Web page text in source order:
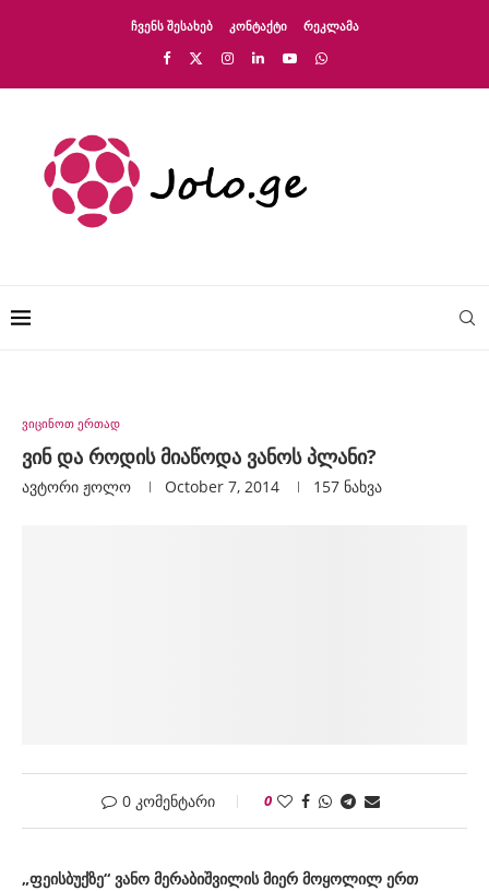
ᲩᲕᲔᲜᲡ ᲨᲔᲡᲐᲮᲔᲑ ᲙᲝᲜᲢᲐᲥᲢᲘ ᲠᲔᲙᲚᲐᲛᲐ
ვიცინოთ ერთად
ვინ და როდის მიაწოდა ვანოს პლანი?
ავტორი Ჟოლო October 7, 2014 157 ნახვა
0 კომენტარი 0
„ფეისბუქზე“ ვანო მერაბიშვილის მიერ მოყოლილ ერთ